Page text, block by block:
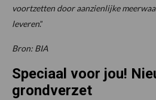
voortzetten door aanzienlijke
leveren.”
Bron: BIA
Speciaal voor jou!
grondverzet